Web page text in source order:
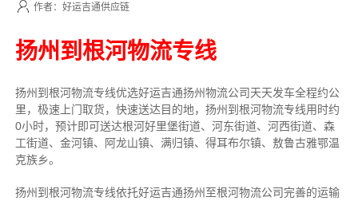
作者：好运吉通供应链
扬州到根河物流专线
扬州到根河物流专线优选好运吉通扬州物流公司天天发车全程约公
里， 极速上门取货，快速送达目的地，扬州到根河物流专线用时约
0小时，预计即可送达根河好里堡街道、河东街道、河西街道、森
工街道、金河镇、阿龙山镇、满归镇、得耳布尔镇、敖鲁古雅鄂温
克族乡。
扬州到根河物流专线依托好运吉通扬州至根河物流公司完善的运输